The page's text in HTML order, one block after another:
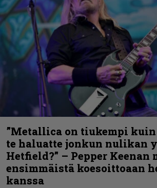
”Metallica on tiukempi
te haluatte jonkun nulikan
Hetfield?” – Pepper Keenan
ensimmäistä koesoittoaan
kanssa